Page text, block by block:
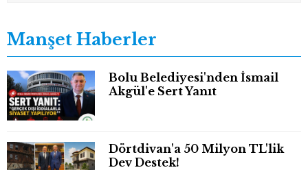
Manşet Haberler
Bolu Belediyesi'nden İsmail
Akgül'e Sert Yanıt
Dörtdivan'a 50 Milyon TL'lik
Dev Destek!